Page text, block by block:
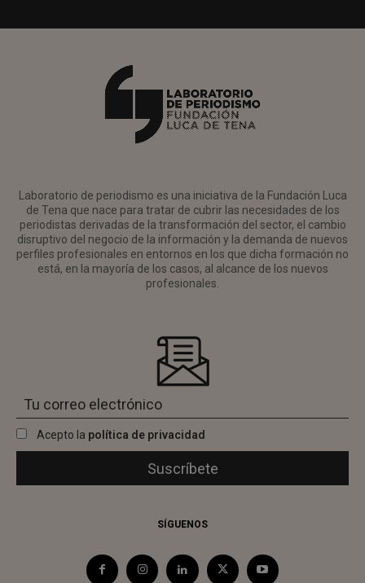
Laboratorio de periodismo es una iniciativa de la Fundación Luca
de Tena que nace para tratar de cubrir las necesidades de los
periodistas derivadas de la transformación del sector, el cambio
disruptivo del negocio de la información y la demanda de nuevos
perfiles profesionales en entornos en los que dicha formación no
está, en la mayoría de los casos, al alcance de los nuevos
profesionales.
Acepto la política de privacidad
SÍGUENOS